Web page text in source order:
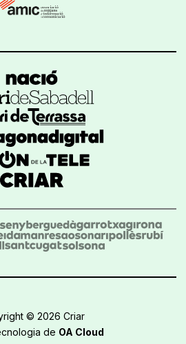
© 2026 Criar
de OA Cloud